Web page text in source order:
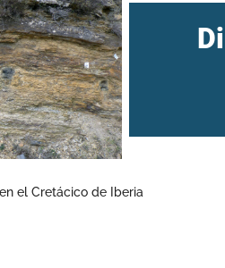
el Cretácico de Iberia